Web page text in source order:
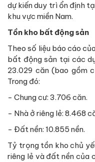
dự kiến duy trì ổn định
khu vực miền Nam.
Tồn kho bất động sản
Theo số liệu báo cáo
bất động sản tại các
23.029 căn (bao gồm
Trong đó:
- Chung cư: 3.706 căn.
- Nhà ở riêng lẻ: 8.468
- Đất nền: 10.855 nền.
Tỷ trọng tồn kho chủ
riêng lẻ và đất nền của